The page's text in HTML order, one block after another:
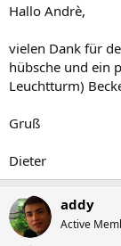
Hallo Andrè,
vielen Dank für
hübsche und ein
Leuchtturm)
Gruß
Dieter
addy
Active